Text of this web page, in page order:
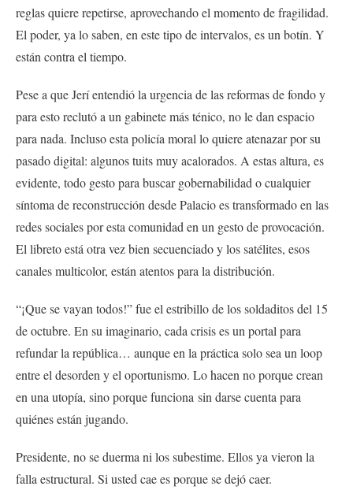
reglas quiere repetirse, aprovechando el momento de fragilidad.
El poder, ya lo saben, en este tipo de intervalos, es un botín. Y
están contra el tiempo.
Pese a que Jerí entendió la urgencia de las reformas de fondo y
para esto reclutó a un gabinete más ténico, no le dan espacio
para nada. Incluso esta policía moral lo quiere atenazar por su
pasado digital: algunos tuits muy acalorados. A estas altura, es
evidente, todo gesto para buscar gobernabilidad o cualquier
síntoma de reconstrucción desde Palacio es transformado en las
redes sociales por esta comunidad en un gesto de provocación.
El libreto está otra vez bien secuenciado y los satélites, esos
canales multicolor, están atentos para la distribución.
“¡Que se vayan todos!” fue el estribillo de los soldaditos del 15
de octubre. En su imaginario, cada crisis es un portal para
refundar la república… aunque en la práctica solo sea un loop
entre el desorden y el oportunismo. Lo hacen no porque crean
en una utopía, sino porque funciona sin darse cuenta para
quiénes están jugando.
Presidente, no se duerma ni los subestime. Ellos ya vieron la
falla estructural. Si usted cae es porque se dejó caer.